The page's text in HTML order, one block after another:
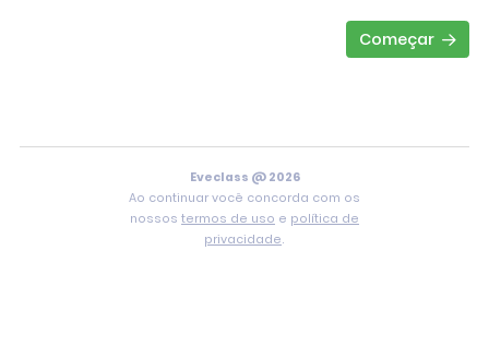
Começar
Eveclass @ 2026
Ao continuar você concorda com os
nossos termos de uso e política de
privacidade.